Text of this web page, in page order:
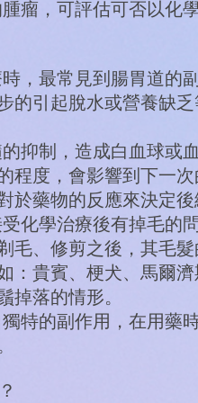
可評估可否以化學
常見到腸胃道的副
的引起脫水或營養缺
，造成白血球或血
程度，會影響到下一
於藥物的反應來決定後
治療後有掉毛的問
毛、修剪之後，其毛
：貴賓、梗犬、馬爾
掉落的情形。
副作用，在用藥時